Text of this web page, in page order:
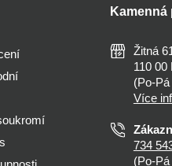
Žitná
110 00
(Po-
Více
734
(Po-